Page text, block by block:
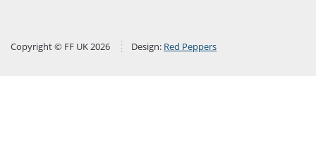
Copyright © FF UK 2026 Design: Red Peppers